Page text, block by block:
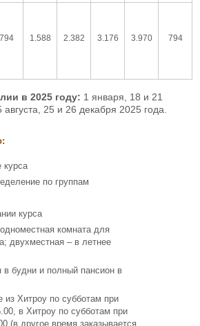
794 1.588 2.382 3.176 3.970 794
в 2025 году: 1 января, 18 и 21
25 и 26 декабря 2025 года.
курса
по группам
курса
комната для
двухместная – в летнее
в будни и полный пансион в
из Хитроу по субботам при
в Хитроу по субботам при
(в другое время заказывается